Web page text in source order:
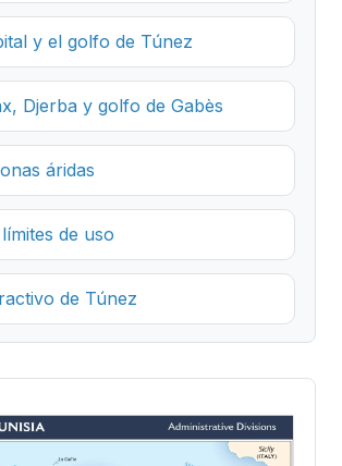
y el golfo de Túnez
Djerba y golfo de Gabès
áridas
de uso
de Túnez